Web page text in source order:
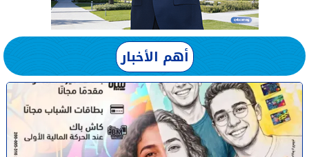
أهم الأخبار